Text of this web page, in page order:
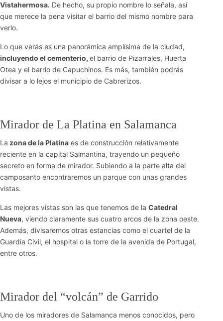
Vistahermosa. De hecho, su propio nombre lo señala, así
que merece la pena visitar el barrio del mismo nombre para
verlo.
Lo que verás es una panorámica amplísima de la ciudad,
incluyendo el cementerio, el barrio de Pizarrales, Huerta
Otea y el barrio de Capuchinos. Es más, también podrás
divisar a lo lejos el municipio de Cabrerizos.
Mirador de La Platina en Salamanca
La zona de la Platina es de construcción relativamente
reciente en la capital Salmantina, trayendo un pequeño
secreto en forma de mirador. Subiendo a la parte alta del
camposanto encontraremos un parque con unas grandes
vistas.
Las mejores vistas son las que tenemos de la Catedral
Nueva, viendo claramente sus cuatro arcos de la zona oeste.
Además, divisaremos otras estancias como el cuartel de la
Guardia Civil, el hospital o la torre de la avenida de Portugal,
entre otros.
Mirador del “volcán” de Garrido
Uno de los miradores de Salamanca menos conocidos, pero